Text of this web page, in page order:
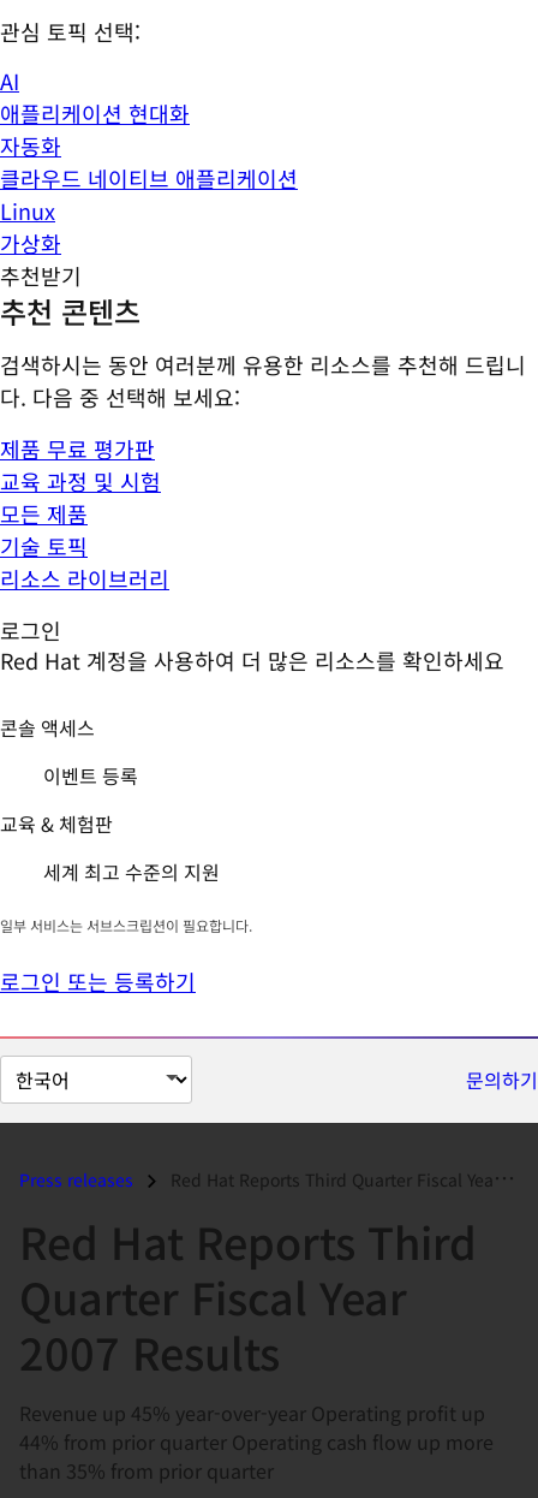
관심 토픽 선택:
AI
애플리케이션 현대화
자동화
클라우드 네이티브 애플리케이션
Linux
가상화
추천받기
추천 콘텐츠
검색하시는 동안 여러분께 유용한 리소스를 추천해 드립니
다. 다음 중 선택해 보세요:
제품 무료 평가판
교육 과정 및 시험
모든 제품
기술 토픽
리소스 라이브러리
로그인
Red Hat 계정을 사용하여 더 많은 리소스를 확인하세요
콘솔 액세스
이벤트 등록
교육 & 체험판
세계 최고 수준의 지원
일부 서비스는 서브스크립션이 필요합니다.
로그인 또는 등록하기
페
이
문의하기
Press releases Red Hat Reports Third Quarter Fiscal Year 2007 Results...
Red Hat Reports Third
Quarter Fiscal Year
2007 Results
Revenue up 45% year-over-year Operating profit up
44% from prior quarter Operating cash flow up more
than 35% from prior quarter